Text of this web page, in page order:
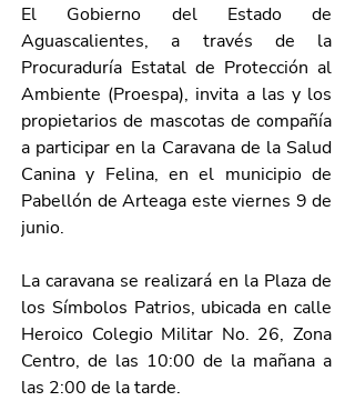
El Gobierno del Estado de
Aguascalientes, a través de la
Procuraduría Estatal de Protección al
Ambiente (Proespa), invita a las y los
propietarios de mascotas de compañía
a participar en la Caravana de la Salud
Canina y Felina, en el municipio de
Pabellón de Arteaga este viernes 9 de
junio.
La caravana se realizará en la Plaza de
los Símbolos Patrios, ubicada en calle
Heroico Colegio Militar No. 26, Zona
Centro, de las 10:00 de la mañana a
las 2:00 de la tarde.